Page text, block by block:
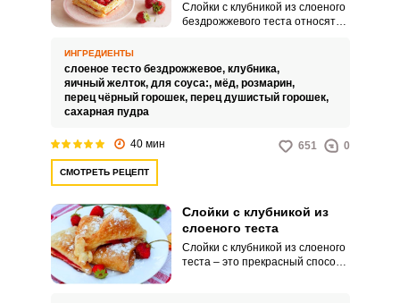
Слойки с клубникой из слоеного
бездрожжевого теста относятся
обработке клубника теряет
большую часть аромата и вкуса,
поэтому вам предлагается
ИНГРЕДИЕНТЫ
слоеное тесто бездрожжевое, клубника,
яичный желток, для соуса:, мёд, розмарин,
перец чёрный горошек, перец душистый горошек,
сахарная пудра
40 мин 651 0
СМОТРЕТЬ РЕЦЕПТ
Слойки с клубникой из
слоеного теста
Слойки с клубникой из слоеного
теста – это прекрасный способ